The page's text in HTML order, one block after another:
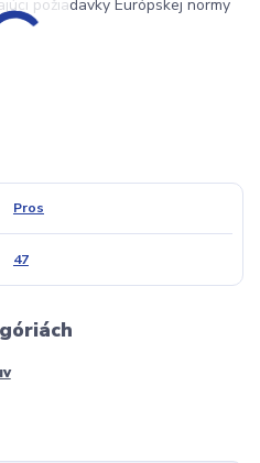
požiadavky Európskej normy
Pros
47